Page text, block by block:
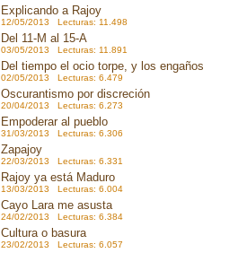
Explicando a Rajoy
12/05/2013 Lecturas: 11.498
Del 11-M al 15-A
03/05/2013 Lecturas: 11.891
Del tiempo el ocio torpe, y los engaños
02/05/2013 Lecturas: 6.479
Oscurantismo por discreción
20/04/2013 Lecturas: 6.273
Empoderar al pueblo
31/03/2013 Lecturas: 6.306
Zapajoy
22/03/2013 Lecturas: 6.331
Rajoy ya está Maduro
13/03/2013 Lecturas: 6.004
Cayo Lara me asusta
24/02/2013 Lecturas: 6.384
Cultura o basura
23/02/2013 Lecturas: 6.057